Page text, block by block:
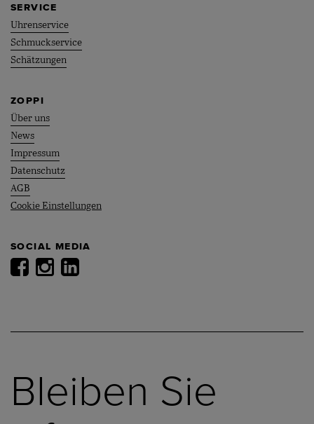
SERVICE
Uhrenservice
Schmuckservice
Schätzungen
ZOPPI
Über uns
News
Impressum
Datenschutz
AGB
Cookie Einstellungen
SOCIAL MEDIA
Bleiben Sie